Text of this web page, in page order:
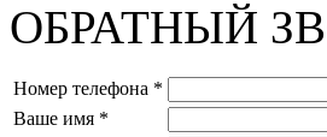
ОБРАТНЫЙ
Номер телефона *
Ваше имя *